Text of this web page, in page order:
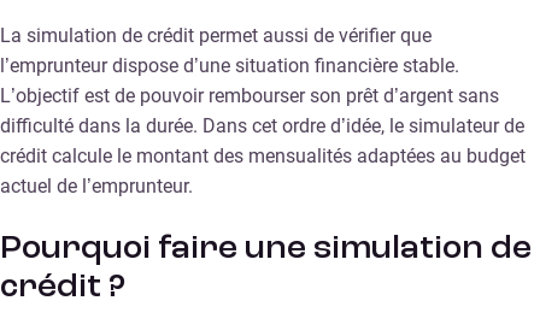
La simulation de crédit permet aussi de vérifier que
l’emprunteur dispose d’une situation financière stable.
L’objectif est de pouvoir rembourser son prêt d’argent sans
difficulté dans la durée. Dans cet ordre d’idée, le simulateur de
crédit calcule le montant des mensualités adaptées au budget
actuel de l’emprunteur.
Pourquoi faire une simulation de
crédit ?